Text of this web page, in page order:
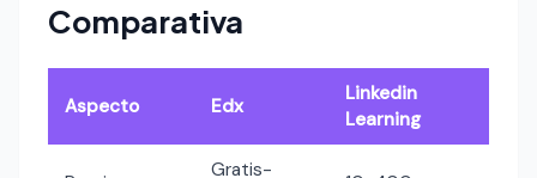
Comparativa
Aspecto Edx
Linkedin
Learning
Gratis-